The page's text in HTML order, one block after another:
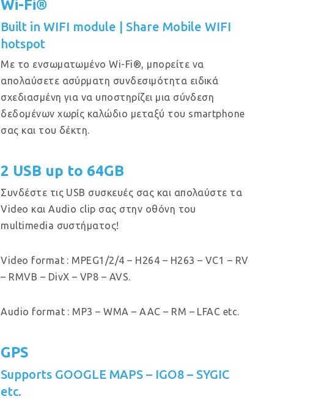
Wi-Fi®
Built in WIFI module | Share Mobile WIFI
hotspot
Με το ενσωματωμένο Wi-Fi®, μπορείτε να
απολαύσετε ασύρματη συνδεσιμότητα ειδικά
σχεδιασμένη για να υποστηρίζει μια σύνδεση
δεδομένων χωρίς καλώδιο μεταξύ του smartphone
σας και του δέκτη.
2 USB up to 64GB
Συνδέστε τις USB συσκευές σας και απολαύστε τα
Video και Audio clip σας στην οθόνη του
multimedia συστήματος!
Video format : MPEG1/2/4 – H264 – H263 – VC1 – RV
– RMVB – DivX – VP8 – AVS.
Audio format : MP3 – WMA – AAC – RM – LFAC etc.
GPS
Supports GOOGLE MAPS – IGO8 – SYGIC
etc.